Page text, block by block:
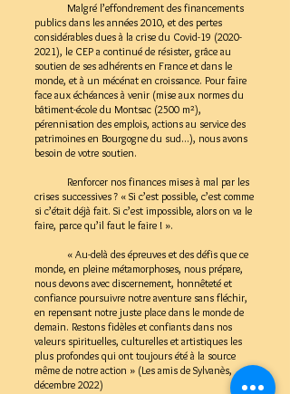
Malgré l’effondrement des financements
publics dans les années 2010, et des pertes
considérables dues à la crise du Covid-19 (2020-
2021), le CEP a continué de résister, grâce au
soutien de ses adhérents en France et dans le
monde, et à un mécénat en croissance. Pour faire
face aux échéances à venir (mise aux normes du
bâtiment-école du Montsac (2500 m²),
pérennisation des emplois, actions au service des
patrimoines en Bourgogne du sud...), nous avons
besoin de votre soutien.
Renforcer nos finances mises à mal par les
crises successives ? « Si c’est possible, c’est comme
si c’était déjà fait. Si c’est impossible, alors on va le
faire, parce qu’il faut le faire ! ».
« Au-delà des épreuves et des défis que ce
monde, en pleine métamorphoses, nous prépare,
nous devons avec discernement, honnêteté et
confiance poursuivre notre aventure sans fléchir,
en repensant notre juste place dans le monde de
demain. Restons fidèles et confiants dans nos
valeurs spirituelles, culturelles et artistiques les
plus profondes qui ont toujours été à la source
même de notre action » (Les amis de Sylvanès,
décembre 2022)